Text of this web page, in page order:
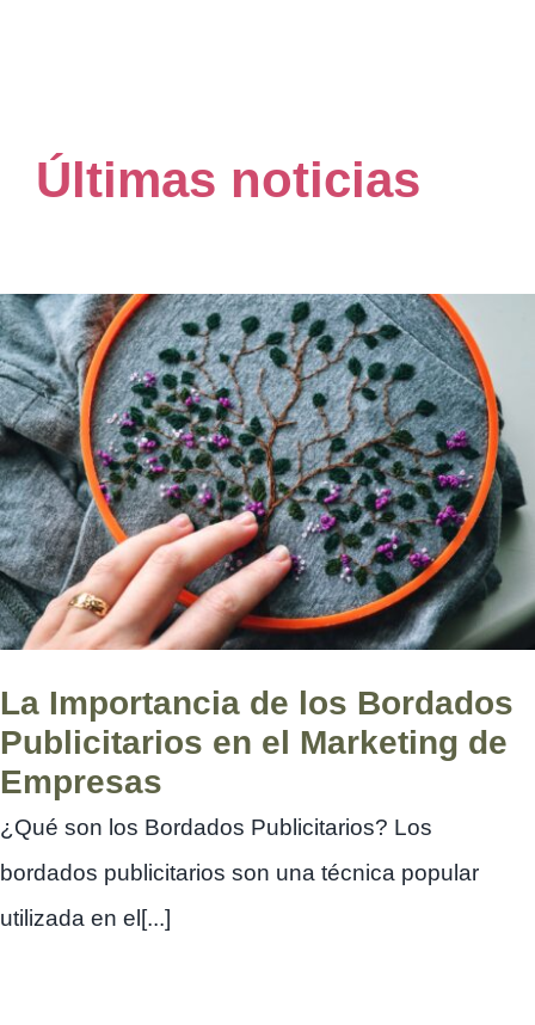
Últimas noticias
La Importancia de los Bordados
Publicitarios en el Marketing de
Empresas
¿Qué son los Bordados Publicitarios? Los
bordados publicitarios son una técnica popular
utilizada en el[...]